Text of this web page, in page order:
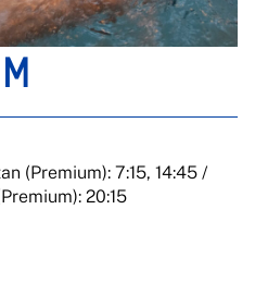
(Premium): 7:15, 14:45 /
20:15